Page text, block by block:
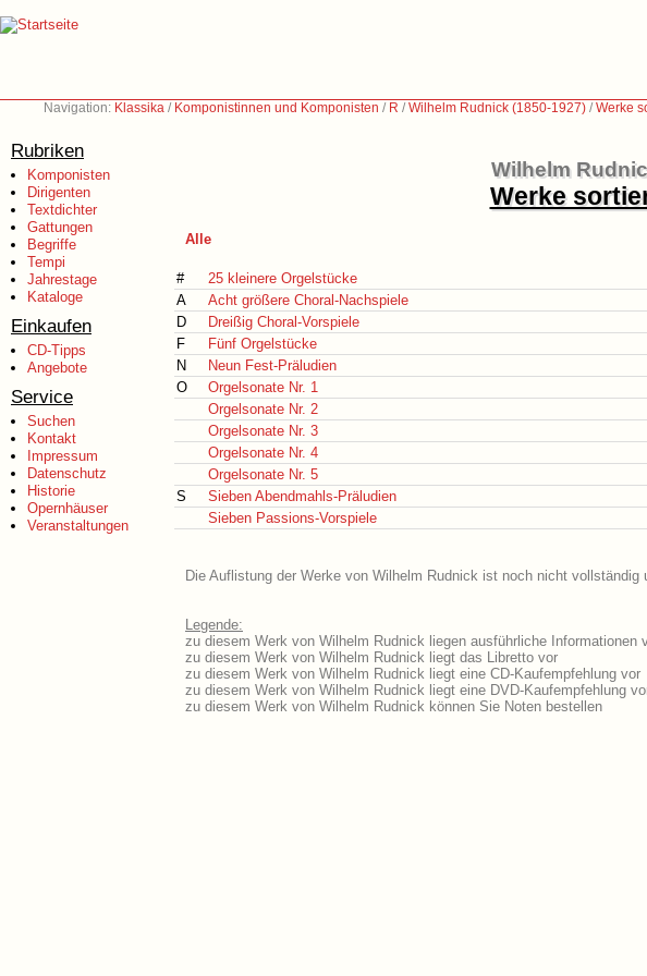
Navigation: Klassika / Komponistinnen und Komponisten / R /Wilhelm Rudnick (1850-1927) /Werke
Rubriken
Komponisten
Dirigenten
Textdichter
Gattungen
Begriffe
Tempi
Jahrestage
Kataloge
Einkaufen
CD-Tipps
Angebote
Service
Suchen
Kontakt
Impressum
Datenschutz
Historie
Opernhäuser
Veranstaltungen
Wilhelm
Werke
Alle
# 25 kleinere Orgelstücke
A
Acht größere Choral-Nachspiele
D
Dreißig Choral-Vorspiele
F
Fünf Orgelstücke
N
Neun Fest-Präludien
O
Orgelsonate Nr. 1
Orgelsonate Nr. 2
Orgelsonate Nr. 3
Orgelsonate Nr. 4
Orgelsonate Nr. 5
S
Sieben Abendmahls-Präludien
Sieben Passions-Vorspiele
Die Auflistung der Werke von Wilhelm Rudnick ist noch nicht
Legende:
zu diesem Werk von Wilhelm Rudnick liegen ausführliche Informationen
zu diesem Werk von Wilhelm Rudnick liegt das Libretto vor
zu diesem Werk von Wilhelm Rudnick liegt eine CD-Kaufempfehlung vor
zu diesem Werk von Wilhelm Rudnick liegt eine DVD-Kaufempfehlung
zu diesem Werk von Wilhelm Rudnick können Sie Noten bestellen